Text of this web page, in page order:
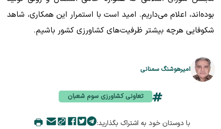
بوده‌اند، اعلام می‌داریم. امید است با استمرار این همکاری، شاهد
شکوفایی هرچه بیشتر ظرفیت‌های کشاورزی کشور باشیم.
امیرهوشنگ سمنانی
تعاونی کشاورزی سوم شعبان
با دوستان خود به اشتراک بگذارید: